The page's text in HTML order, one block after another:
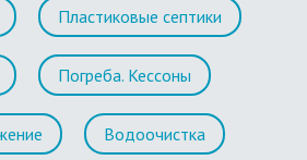
Пластиковые септики
Погреба. Кессоны
Водоочистка